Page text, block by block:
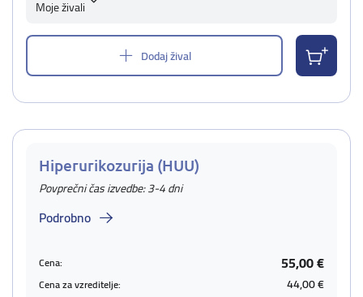
Moje živali
Dodaj žival
Hiperurikozurija (HUU)
Povprečni čas izvedbe: 3-4 dni
Podrobno
Cena: 55,00 €
Cena za vzreditelje: 44,00 €